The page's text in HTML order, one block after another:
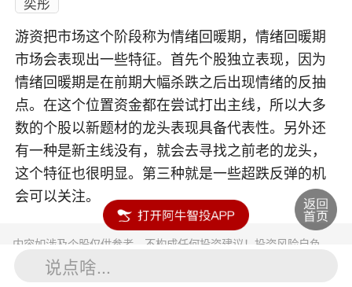
游资把市场这个阶段称为情绪回暖期，情绪回暖期
市场会表现出一些特征。首先个股独立表现，因为
情绪回暖期是在前期大幅杀跌之后出现情绪的反抽
点。在这个位置资金都在尝试打出主线，所以大多
数的个股以新题材的龙头表现具备代表性。另外还
有一种是新主线没有，就会去寻找之前老的龙头，
这个特征也很明显。第三种就是一些超跌反弹的机
会可以关注。
内容如涉及个股仅供参考，不构成任何投资建议！投资风险自负。
投资有风险，入市须谨慎。
说点啥...